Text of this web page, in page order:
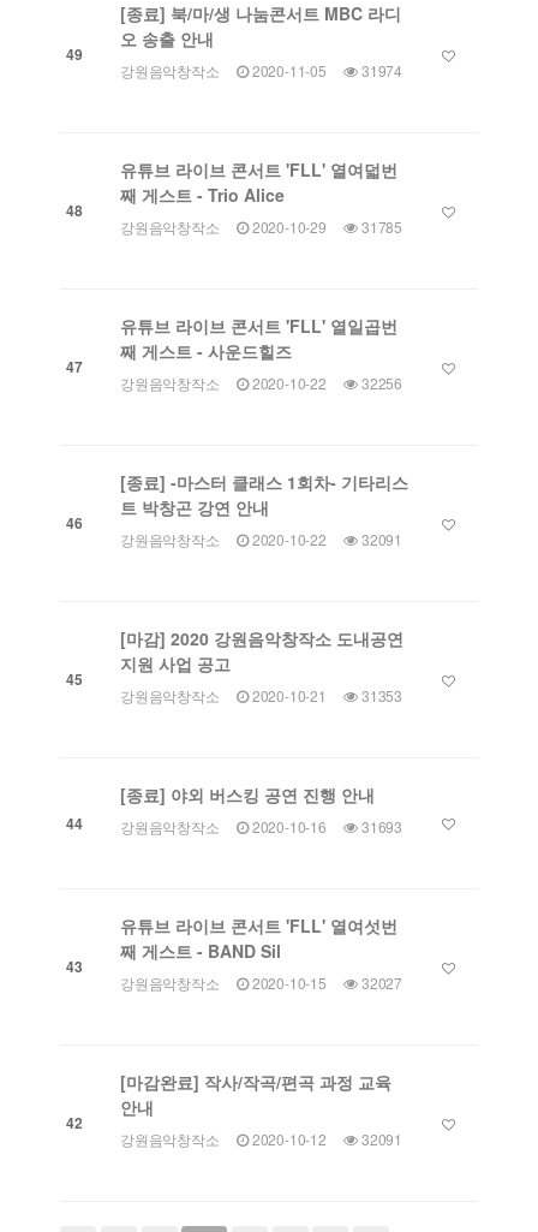
49
[종료] 북/마/생 나눔콘서트 MBC 라디
오 송출 안내
강원음악창작소 2020-11-05 31974
48
유튜브 라이브 콘서트 'FLL' 열여덟번
째 게스트 - Trio Alice
강원음악창작소 2020-10-29 31785
47
유튜브 라이브 콘서트 'FLL' 열일곱번
째 게스트 - 사운드힐즈
강원음악창작소 2020-10-22 32256
46
[종료] -마스터 클래스 1회차- 기타리스
트 박창곤 강연 안내
강원음악창작소 2020-10-22 32091
45
[마감] 2020 강원음악창작소 도내공연
지원 사업 공고
강원음악창작소 2020-10-21 31353
44
[종료] 야외 버스킹 공연 진행 안내
강원음악창작소 2020-10-16 31693
43
유튜브 라이브 콘서트 'FLL' 열여섯번
째 게스트 - BAND Sil
강원음악창작소 2020-10-15 32027
42
[마감완료] 작사/작곡/편곡 과정 교육
안내
강원음악창작소 2020-10-12 32091